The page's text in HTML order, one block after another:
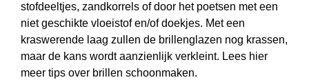
stofdeeltjes, zandkorrels of door het poetsen met een
niet geschikte vloeistof en/of doekjes. Met een
kraswerende laag zullen de brillenglazen nog krassen,
maar de kans wordt aanzienlijk verkleint. Lees hier
meer tips over brillen schoonmaken.